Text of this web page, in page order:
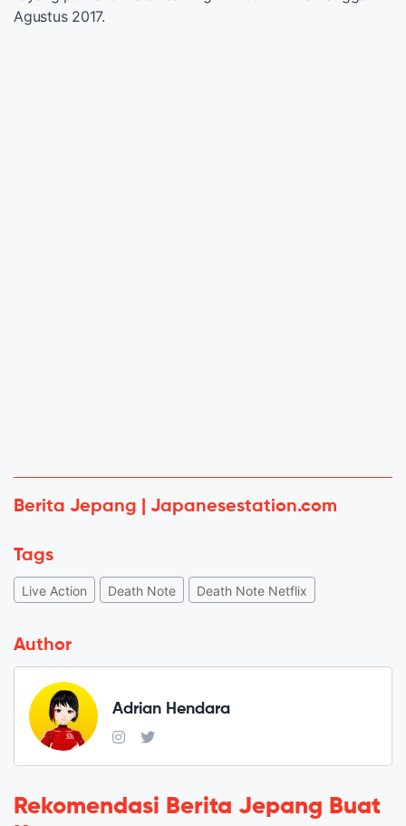
Agustus 2017.
Berita Jepang | Japanesestation.com
Tags
Live Action Death Note Death Note Netflix
Author
Adrian Hendara
Rekomendasi Berita Jepang Buat